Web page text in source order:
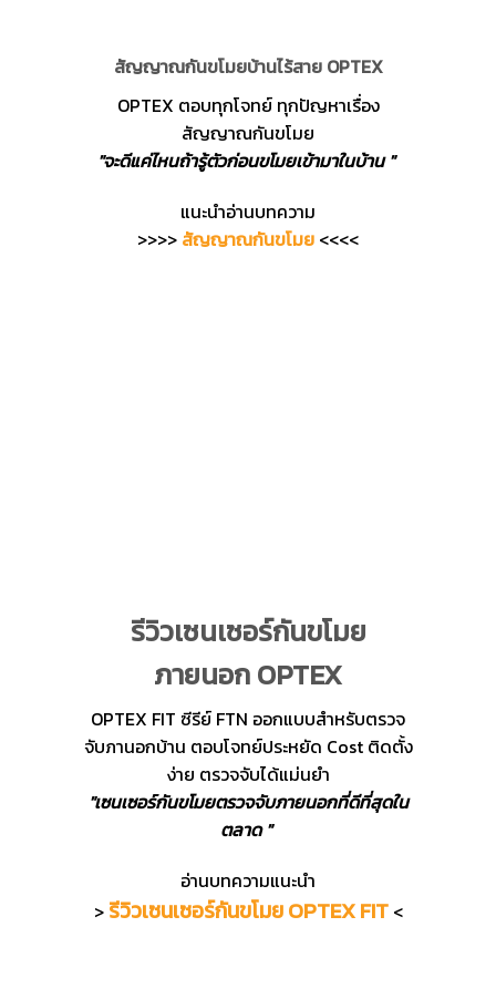
สัญญาณกันขโมยบ้านไร้สาย OPTEX
OPTEX ตอบทุกโจทย์ ทุกปัญหาเรื่อง
สัญญาณกันขโมย
"จะดีแค่ไหนถ้ารู้ตัวก่อนขโมยเข้ามาในบ้าน "
แนะนำอ่านบทความ
>>>> สัญญาณกันขโมย <<<<
รีวิวเซนเซอร์กันขโมย
ภายนอก OPTEX
OPTEX FIT ซีรีย์ FTN ออกแบบสำหรับตรวจ
จับภานอกบ้าน ตอบโจทย์ประหยัด Cost ติดตั้ง
ง่าย ตรวจจับได้แม่นยำ
"เซนเซอร์กันขโมยตรวจจับภายนอกที่ดีที่สุดใน
ตลาด "
อ่านบทความแนะนำ
>รีวิวเซนเซอร์กันขโมย OPTEX FIT<